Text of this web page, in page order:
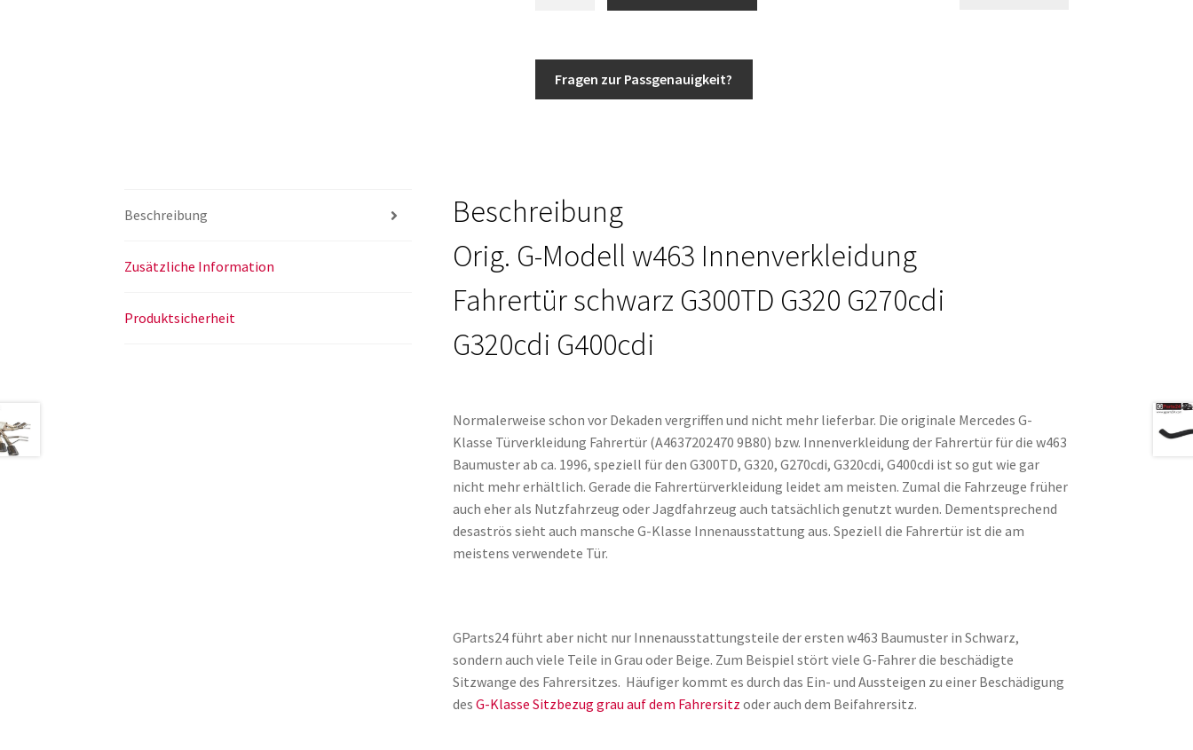
Baujahr
1996
A4637202470
9B80
Menge
Fragen zur Passgenauigkeit?
Beschreibung
Zusätzliche Information
Produktsicherheit
Beschreibung
Orig. G-Modell w463 Innenverkleidung
Fahrertür schwarz G300TD G320 G270cdi
G320cdi G400cdi
Normalerweise schon vor Dekaden vergriffen und nicht mehr lieferbar. Die originale Mercedes G-
Klasse Türverkleidung Fahrertür (A4637202470 9B80) bzw. Innenverkleidung der Fahrertür für die w463
Baumuster ab ca. 1996, speziell für den G300TD, G320, G270cdi, G320cdi, G400cdi ist so gut wie gar
nicht mehr erhältlich. Gerade die Fahrertürverkleidung leidet am meisten. Zumal die Fahrzeuge früher
auch eher als Nutzfahrzeug oder Jagdfahrzeug auch tatsächlich genutzt wurden. Dementsprechend
desaströs sieht auch mansche G-Klasse Innenausstattung aus. Speziell die Fahrertür ist die am
meistens verwendete Tür.
GParts24 führt aber nicht nur Innenausstattungsteile der ersten w463 Baumuster in Schwarz,
sondern auch viele Teile in Grau oder Beige. Zum Beispiel stört viele G-Fahrer die beschädigte
Sitzwange des Fahrersitzes. Häufiger kommt es durch das Ein- und Aussteigen zu einer Beschädigung
desG-Klasse Sitzbezug grau auf dem Fahrersitz oder auch dem Beifahrersitz.